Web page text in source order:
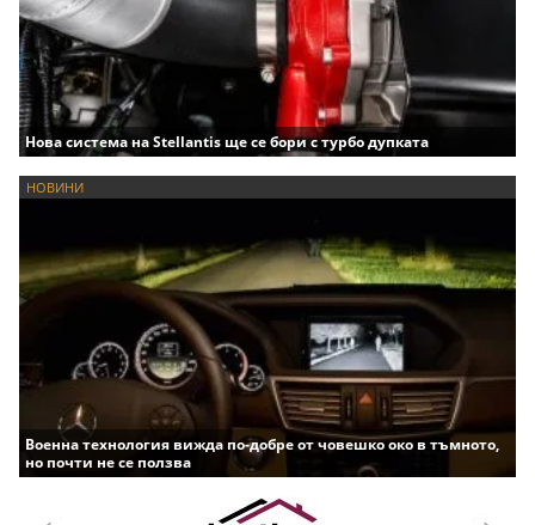
Нова система на Stellantis ще се бори с турбо дупката
НОВИНИ
Военна технология вижда по-добре от човешко око в тъмното,
но почти не се ползва